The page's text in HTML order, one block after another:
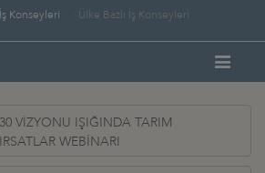
İş Konseyleri Ülke Bazlı İş Konseyleri
VİZYONU IŞIĞINDA TARIM
WEBİNARI